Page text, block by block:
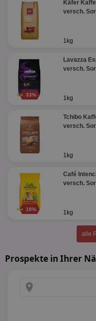
Käfer
versch.
1kg
33%
Lavazza
versch.
1kg
Tchibo
versch.
1kg
10%
Café
versch.
1kg
alle
Prospekte in Ihrer